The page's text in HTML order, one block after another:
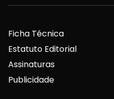
Ficha Técnica
Estatuto Editorial
Assinaturas
Publicidade